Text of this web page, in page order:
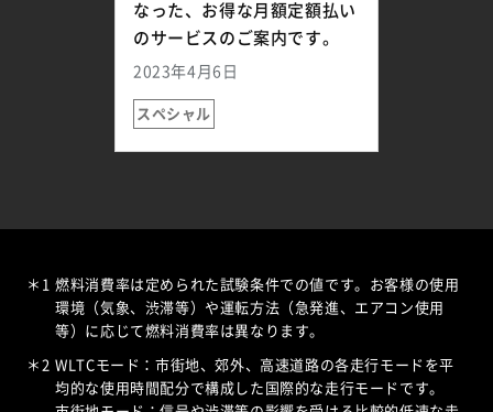
なった、お得な月額定額払い
のサービスのご案内です。
2023年4月6日
スペシャル
＊1 燃料消費率は定められた試験条件での値です。お客様の使用
環境（気象、渋滞等）や運転方法（急発進、エアコン使用
等）に応じて燃料消費率は異なります。
＊2 WLTCモード：市街地、郊外、高速道路の各走行モードを平
均的な使用時間配分で構成した国際的な走行モードです。